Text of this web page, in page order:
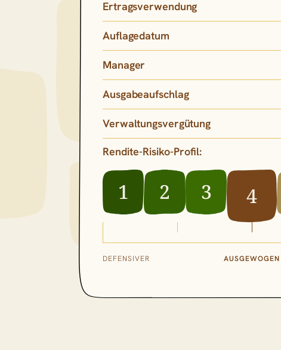
Ertragsverwendung
Auflagedatum
Manager
Ausgabeaufschlag
Verwaltungsvergütung
Rendite-Risiko-Profil:
1 2 3 4
DEFENSIVER AUSGEWOGEN